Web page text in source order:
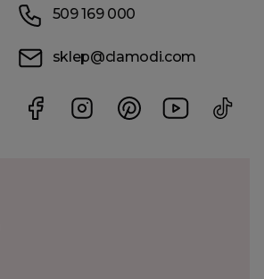
509 169 000
sklep@clamodi.com